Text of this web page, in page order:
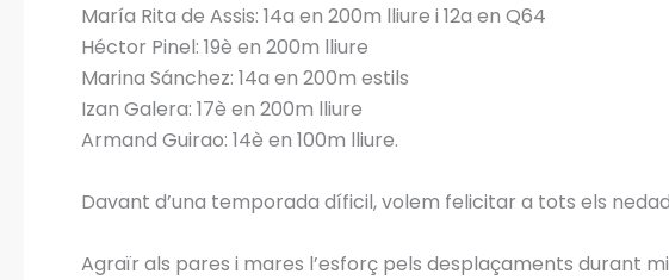
María Rita de Assis: 14a en 200m lliure i 12a en Q64
Héctor Pinel: 19è en 200m lliure
Marina Sánchez: 14a en 200m estils
Izan Galera: 17è en 200m lliure
Armand Guirao: 14è en 100m lliure.
Davant d’una temporada díficil, volem felicitar a tots els
Agraïr als pares i mares l’esforç pels desplaçaments durant